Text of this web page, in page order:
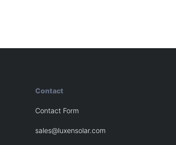
Contact
Contact Form
sales@luxensolar.com